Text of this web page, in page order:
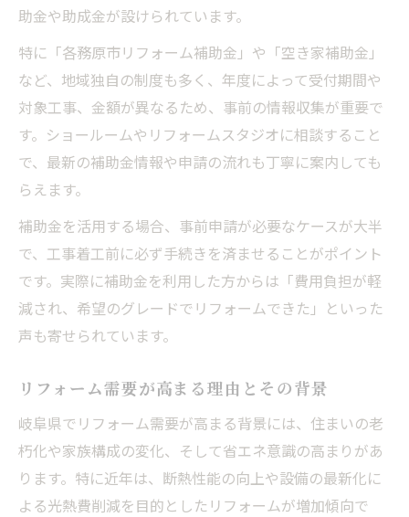
助金や助成金が設けられています。
特に「各務原市リフォーム補助金」や「空き家補助金」
など、地域独自の制度も多く、年度によって受付期間や
対象工事、金額が異なるため、事前の情報収集が重要で
す。ショールームやリフォームスタジオに相談すること
で、最新の補助金情報や申請の流れも丁寧に案内しても
らえます。
補助金を活用する場合、事前申請が必要なケースが大半
で、工事着工前に必ず手続きを済ませることがポイント
です。実際に補助金を利用した方からは「費用負担が軽
減され、希望のグレードでリフォームできた」といった
声も寄せられています。
リフォーム需要が高まる理由とその背景
岐阜県でリフォーム需要が高まる背景には、住まいの老
朽化や家族構成の変化、そして省エネ意識の高まりがあ
ります。特に近年は、断熱性能の向上や設備の最新化に
よる光熱費削減を目的としたリフォームが増加傾向で